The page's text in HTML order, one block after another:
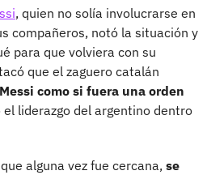
, quien no solía involucrarse en
compañeros, notó la situación y
para que volviera con su
que el zaguero catalán
como si fuera una orden
el liderazgo del argentino dentro
alguna vez fue cercana, se